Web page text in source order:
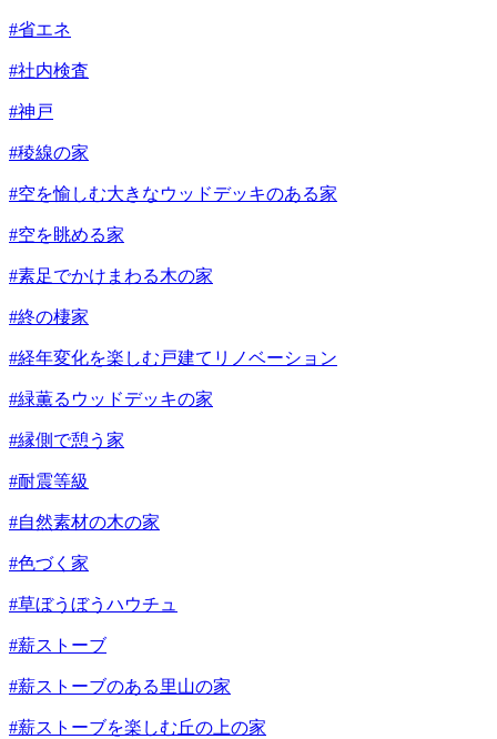
#省エネ
#社内検査
#神戸
#稜線の家
#空を愉しむ大きなウッドデッキのある家
#空を眺める家
#素足でかけまわる木の家
#終の棲家
#経年変化を楽しむ戸建てリノベーション
#緑薫るウッドデッキの家
#縁側で憩う家
#耐震等級
#自然素材の木の家
#色づく家
#草ぼうぼうハウチュ
#薪ストーブ
#薪ストーブのある里山の家
#薪ストーブを楽しむ丘の上の家